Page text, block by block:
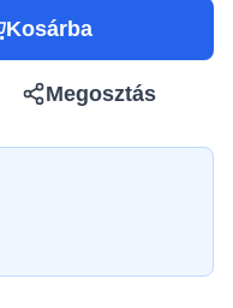
Kosárba
Megosztás